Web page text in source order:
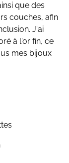
que des
couches, afin
J'ai
à l'or fin, ce
mes bijoux